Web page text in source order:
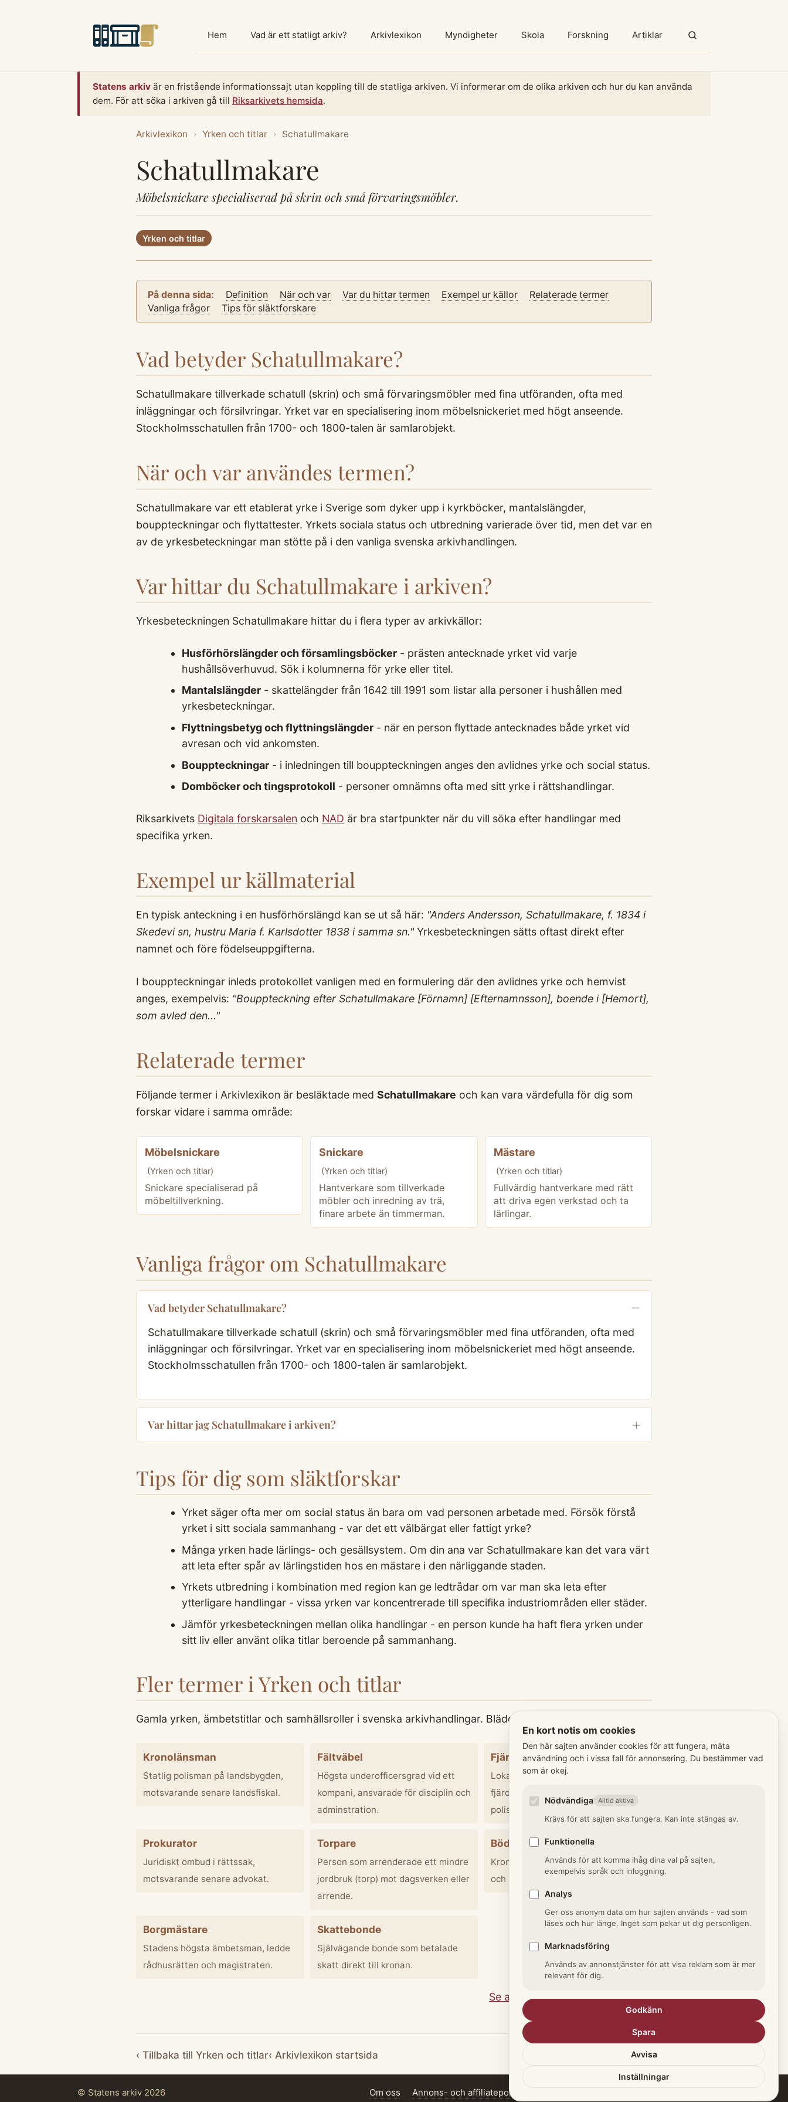
Hem Vad är ett statligt arkiv? Arkivlexikon Myndigheter Skola Forskning Artiklar
Statens arkiv är en fristående informationssajt utan koppling till de statliga arkiven. Vi informerar om de olika arkiven och hur du kan använda
dem. För att söka i arkiven gå till Riksarkivets hemsida.
Arkivlexikon › Yrken och titlar › Schatullmakare
Schatullmakare
Möbelsnickare specialiserad på skrin och små förvaringsmöbler.
Yrken och titlar
På denna sida: Definition När och var Var du hittar termen Exempel ur källor
Relaterade termer
Vanliga frågor
Tips för släktforskare
Vad betyder Schatullmakare?
Schatullmakare tillverkade schatull (skrin) och små förvaringsmöbler med fina utföranden, ofta med
inläggningar och försilvringar. Yrket var en specialisering inom möbelsnickeriet med högt anseende.
Stockholmsschatullen från 1700- och 1800-talen är samlarobjekt.
När och var användes termen?
Schatullmakare var ett etablerat yrke i Sverige som dyker upp i kyrkböcker, mantalslängder,
bouppteckningar och flyttattester. Yrkets sociala status och utbredning varierade över tid, men det var en
av de yrkesbeteckningar man stötte på i den vanliga svenska arkivhandlingen.
Var hittar du Schatullmakare i arkiven?
Yrkesbeteckningen Schatullmakare hittar du i flera typer av arkivkällor:
Husförhörslängder och församlingsböcker- prästen antecknade yrket vid varje
hushållsöverhuvud. Sök i kolumnerna för yrke eller titel.
Mantalslängder- skattelängder från 1642 till 1991 som listar alla personer i hushållen med
yrkesbeteckningar.
Flyttningsbetyg och flyttningslängder- när en person flyttade antecknades både yrket vid
avresan och vid ankomsten.
Bouppteckningar- i inledningen till bouppteckningen anges den avlidnes yrke och social status.
Domböcker och tingsprotokoll - personer omnämns ofta med sitt yrke i rättshandlingar.
Riksarkivets Digitala forskarsalen och NAD är bra startpunkter när du vill söka efter handlingar med
specifika yrken.
Exempel ur källmaterial
En typisk anteckning i en husförhörslängd kan se ut så här: "Anders Andersson, Schatullmakare, f. 1834 i
Skedevi sn, hustru Maria f. Karlsdotter 1838 i samma sn."Yrkesbeteckningen sätts oftast direkt efter
namnet och före födelseuppgifterna.
I bouppteckningar inleds protokollet vanligen med en formulering där den avlidnes yrke och hemvist
anges, exempelvis: "Bouppteckning efter Schatullmakare [Förnamn] [Efternamnsson], boende i [Hemort],
som avled den..."
Relaterade termer
Följande termer i Arkivlexikon är besläktade med Schatullmakare och kan vara värdefulla för dig som
forskar vidare i samma område:
Möbelsnickare
(Yrken och titlar)
Snickare specialiserad på
möbeltillverkning.
Snickare
(Yrken och titlar)
Hantverkare som tillverkade
möbler och inredning av trä,
finare arbete än timmerman.
Mästare
(Yrken och titlar)
Fullvärdig hantverkare med rätt
att driva egen verkstad och ta
lärlingar.
Vanliga frågor om Schatullmakare
Vad betyder Schatullmakare?
Schatullmakare tillverkade schatull (skrin) och små förvaringsmöbler med fina utföranden, ofta med
inläggningar och försilvringar. Yrket var en specialisering inom möbelsnickeriet med högt anseende.
Stockholmsschatullen från 1700- och 1800-talen är samlarobjekt.
Var hittar jag Schatullmakare i arkiven?
Tips för dig som släktforskar
Yrket säger ofta mer om social status än bara om vad personen arbetade med. Försök förstå
yrket i sitt sociala sammanhang - var det ett välbärgat eller fattigt yrke?
Många yrken hade lärlings- och gesällsystem. Om din ana var Schatullmakare kan det vara värt
att leta efter spår av lärlingstiden hos en mästare i den närliggande staden.
Yrkets utbredning i kombination med region kan ge ledtrådar om var man ska leta efter
ytterligare handlingar - vissa yrken var koncentrerade till specifika industriområden eller städer.
Jämför yrkesbeteckningen mellan olika handlingar - en person kunde ha haft flera yrken under
sitt liv eller använt olika titlar beroende på sammanhang.
Fler termer i Yrken och titlar
Gamla yrken, ämbetstitlar och samhällsroller i svenska arkivhandlingar. Bläddra bland fler termer:
Kronolänsman
Statlig polisman på landsbygden,
motsvarande senare landsfiskal.
Fältväbel
Högsta underofficersgrad vid ett
kompani, ansvarade för disciplin och
adminstration.
Fjärdingsman
Lokalpolisman i en socken eller
fjärding, motsvarande dagens
polisman.
Prokurator
Juridiskt ombud i rättssak,
motsvarande senare advokat.
Torpare
Person som arrenderade ett mindre
jordbruk (torp) mot dagsverken eller
arrende.
Bödel / Skarprättare
Kronans verkställare av dödsstraff
och kroppsstraff.
Borgmästare
Stadens högsta ämbetsman, ledde
rådhusrätten och magistraten.
Skattebonde
Självägande bonde som betalade
skatt direkt till kronan.
Se alla termer i Yrken och titlar →
‹ Tillbaka till Yrken och titlar‹ Arkivlexikon startsida
Om oss Annons- och affiliatepolicy
© Statens arkiv 2026
En kort notis om cookies
Den här sajten använder cookies för att fungera, mäta
användning och i vissa fall för annonsering. Du bestämmer vad
som är okej.
Nödvändiga Alltid aktiva
Krävs för att sajten ska fungera. Kan inte stängas av.
Funktionella
Används för att komma ihåg dina val på sajten,
exempelvis språk och inloggning.
Analys
Ger oss anonym data om hur sajten används - vad som
läses och hur länge. Inget som pekar ut dig personligen.
Marknadsföring
Används av annonstjänster för att visa reklam som är mer
relevant för dig.
Avvisa
Inställningar
Godkänn
Spara